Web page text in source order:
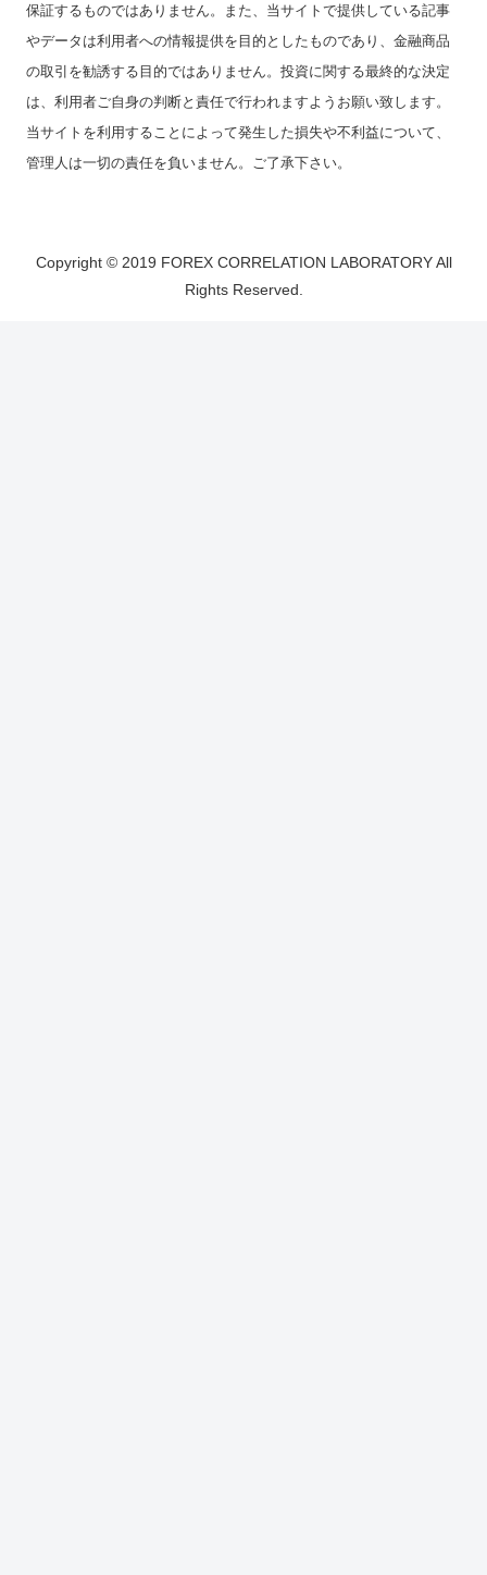
保証するものではありません。また、当サイトで提供している記事
やデータは利用者への情報提供を目的としたものであり、金融商品
の取引を勧誘する目的ではありません。投資に関する最終的な決定
は、利用者ご自身の判断と責任で行われますようお願い致します。
当サイトを利用することによって発生した損失や不利益について、
管理人は一切の責任を負いません。ご了承下さい。
Copyright © 2019 FOREX CORRELATION LABORATORY All
Rights Reserved.